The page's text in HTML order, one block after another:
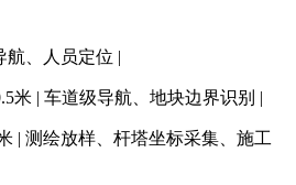
航、人员定位 |
米 | 车道级导航、地块边界识别 |
| 测绘放样、杆塔坐标采集、施工